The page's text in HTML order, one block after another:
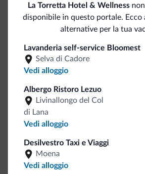
Itinerari jogging
Maneggio/Equitazione
Percorsi trekking
Pesca 5 km
Rafting
Tiro con l'arco <500 m
Servizi generali
Bancomat/ATM
Cassetta di sicurezza
Staff multilingua
Italiano
La Torretta Hotel & Wellness
disponibile in questo portale. Ecco
alternative per la tua
Lavanderia self-service Bloomest
Selva di Cadore
Vedi alloggio
Albergo Ristoro Lezuo
Livinallongo del Col
di Lana
Vedi alloggio
Desilvestro Taxi e Viaggi
Moena
Vedi alloggio